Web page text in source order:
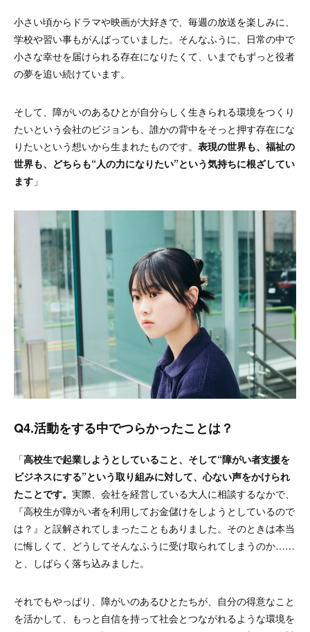
小さい頃からドラマや映画が大好きで、毎週の放送を楽しみに、
学校や習い事もがんばっていました。そんなふうに、日常の中で
小さな幸せを届けられる存在になりたくて、いまでもずっと役者
の夢を追い続けています。
そして、障がいのあるひとが自分らしく生きられる環境をつくり
たいという会社のビジョンも、誰かの背中をそっと押す存在にな
りたいという想いから生まれたものです。 表現の世界も、福祉の
世界も、どちらも“人の力になりたい”という気持ちに根ざしてい
ます 」
Q4.活動をする中でつらかったことは？
「高校生で起業しようとしていること、そして“障がい者支援を
ビジネスにする”という取り組みに対して、心ない声をかけられ
たことです。 実際、会社を経営している大人に相談するなかで、
『高校生が障がい者を利用してお金儲けをしようとしているので
は？』と誤解されてしまったこともありました。そのときは本当
に悔しくて、どうしてそんなふうに受け取られてしまうのか……
と、しばらく落ち込みました。
それでもやっぱり、障がいのあるひとたちが、自分の得意なこと
を活かして、もっと自信を持って社会とつながれるような環境を